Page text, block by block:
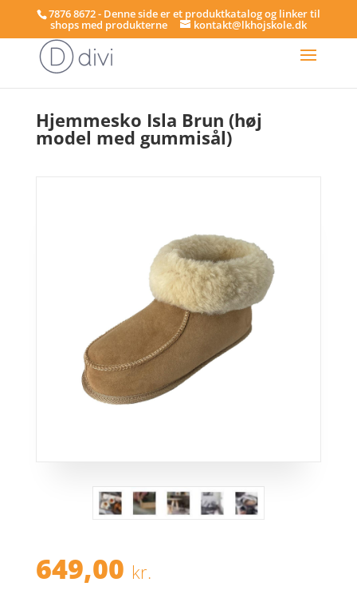
7876 8672 - Denne side er et produktkatalog og linker til
shops med produkterne kontakt@lkhojskole.dk
Hjemmesko Isla Brun (høj
model med gummisål)
649,00 kr.